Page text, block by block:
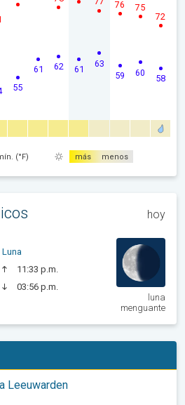
55
61 62 61
63
59
76
60
75
58
72
(°F) más menos
hoy
Luna
11:33 p.m.
03:56 p.m.
luna
menguante
Leeuwarden